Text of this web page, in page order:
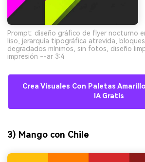
Prompt: diseño gráfico de flyer nocturno
liso, jerarquía tipográfica atrevida,
degradados mínimos, sin fotos, diseño
impresión --ar 3:4
Crea Visuales Con Paletas
IA Gratis
3) Mango con Chile